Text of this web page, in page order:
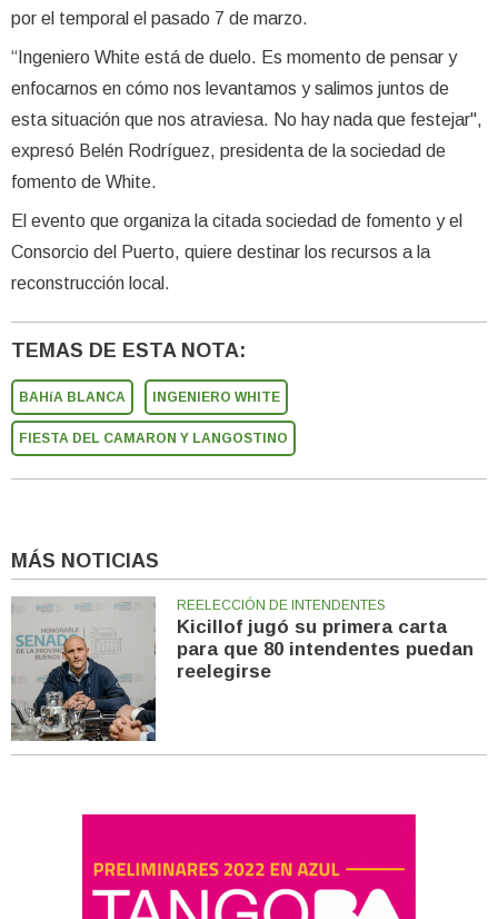
por el temporal el pasado 7 de marzo.
“Ingeniero White está de duelo. Es momento de pensar y
enfocarnos en cómo nos levantamos y salimos juntos de
esta situación que nos atraviesa. No hay nada que festejar",
expresó Belén Rodríguez, presidenta de la sociedad de
fomento de White.
El evento que organiza la citada sociedad de fomento y el
Consorcio del Puerto, quiere destinar los recursos a la
reconstrucción local.
TEMAS DE ESTA NOTA:
BAHíA BLANCA INGENIERO WHITE
FIESTA DEL CAMARON Y LANGOSTINO
MÁS NOTICIAS
REELECCIÓN DE INTENDENTES
Kicillof jugó su primera carta
para que 80 intendentes puedan
reelegirse